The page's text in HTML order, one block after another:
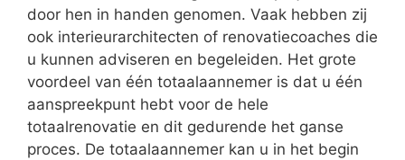
door hen in handen genomen. Vaak hebben zij
ook interieurarchitecten of renovatiecoaches die
u kunnen adviseren en begeleiden. Het grote
voordeel van één totaalaannemer is dat u één
aanspreekpunt hebt voor de hele
totaalrenovatie en dit gedurende het ganse
proces. De totaalaannemer kan u in het begin